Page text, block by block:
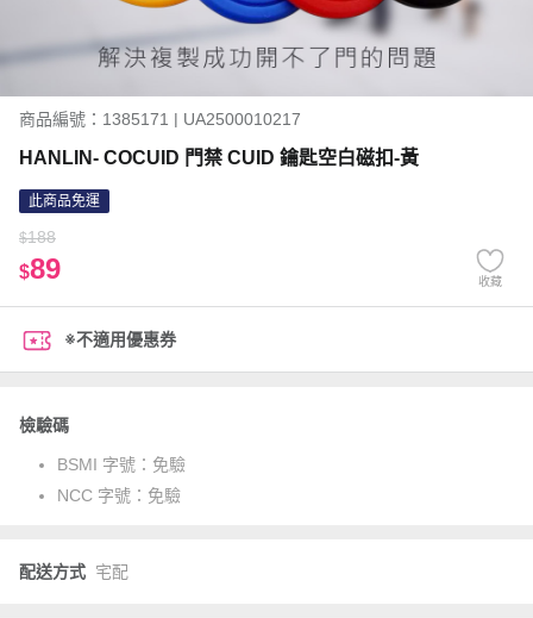
商品編號：1385171 | UA2500010217
HANLIN- COCUID 門禁 CUID 鑰匙空白磁扣-黃
此商品免運
$188
$89 收藏
※不適用優惠券
檢驗碼
BSMI 字號： 免驗
NCC 字號： 免驗
配送方式 宅配